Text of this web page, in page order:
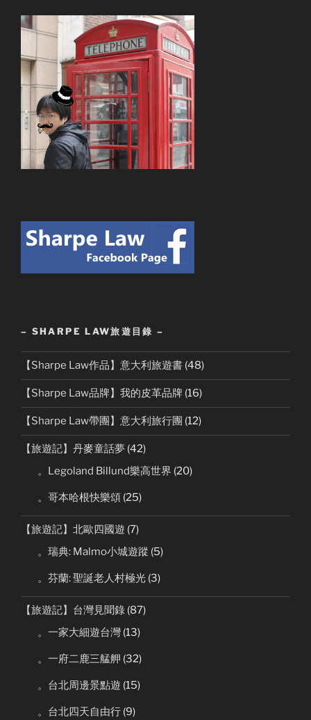
– SHARPE LAW旅遊目錄 –
【Sharpe Law作品】意大利旅遊書 (48)
【Sharpe Law品牌】我的皮革品牌 (16)
【Sharpe Law帶團】意大利旅行團 (12)
【旅遊記】丹麥童話夢 (42)
。Legoland Billund樂高世界 (20)
。哥本哈根快樂頌 (25)
【旅遊記】北歐四國遊 (7)
。瑞典: Malmo小城遊蹤 (5)
。芬蘭: 聖誕老人村極光 (3)
【旅遊記】台灣見聞錄 (87)
。一家大細遊台灣 (13)
。一府二鹿三艋舺 (32)
。台北周邊景點遊 (15)
。台北四天自由行 (9)